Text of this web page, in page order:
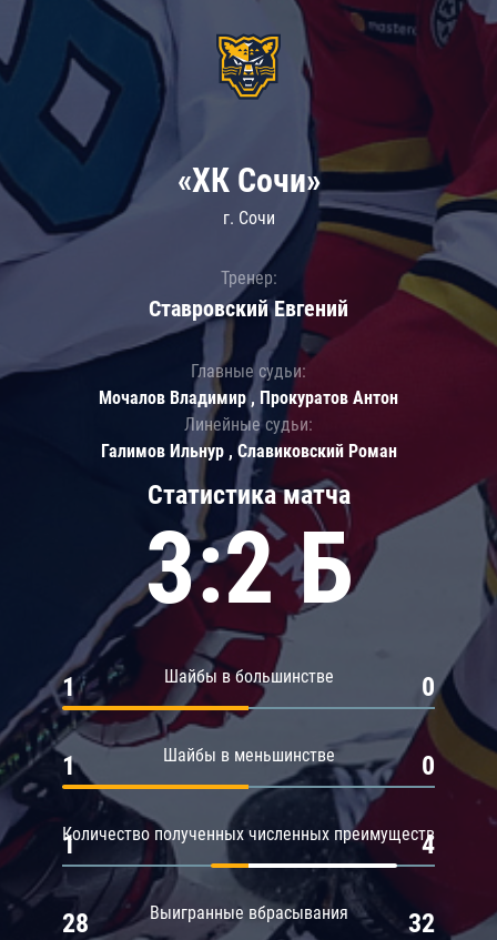
Статистика матча
3:2 Б
Шайбы в большинстве
1 0
Шайбы в меньшинстве
1 0
Количество полученных численных преимуществ
1 4
Выигранные вбрасывания
28 32
«ХК Сочи»
г. Сочи
Тренер:
Ставровский Евгений
Главные судьи:
Мочалов Владимир , Прокуратов Антон
Линейные судьи:
Галимов Ильнур , Славиковский Роман